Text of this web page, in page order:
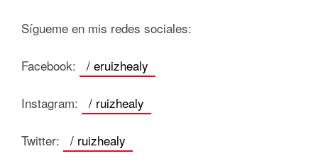
Sígueme en mis redes sociales:
Facebook: / eruizhealy
Instagram: / ruizhealy
Twitter: / ruizhealy